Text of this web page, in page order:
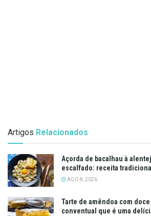
Artigos Relacionados
Açorda de bacalhau à
escalfado: receita
AGO 8, 2026
Tarte de amêndoa com
conventual que é uma